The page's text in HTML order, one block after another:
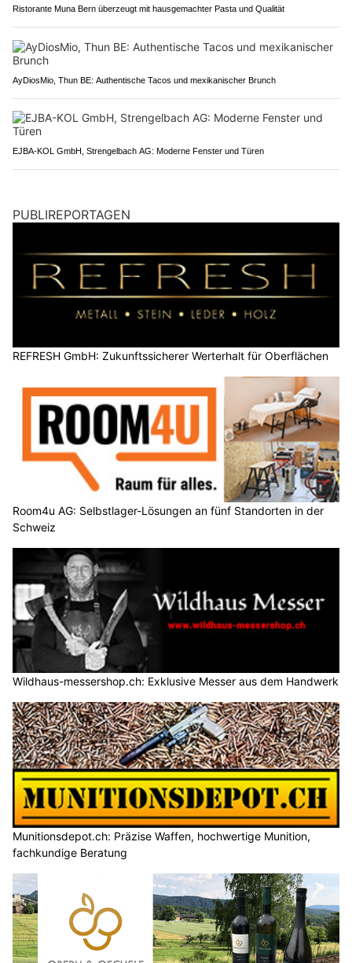
Ristorante Muna Bern überzeugt mit hausgemachter Pasta und Qualität
AyDiosMio, Thun BE: Authentische Tacos und mexikanischer Brunch
EJBA-KOL GmbH, Strengelbach AG: Moderne Fenster und Türen
PUBLIREPORTAGEN
REFRESH GmbH: Zukunftssicherer Werterhalt für Oberflächen
Room4u AG: Selbstlager-Lösungen an fünf Standorten in der
Schweiz
Wildhaus-messershop.ch: Exklusive Messer aus dem Handwerk
Munitionsdepot.ch: Präzise Waffen, hochwertige Munition,
fachkundige Beratung